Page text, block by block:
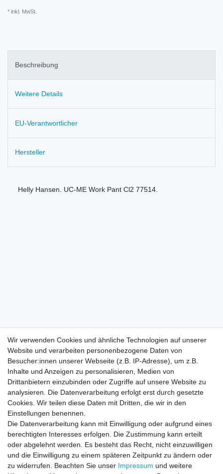
* inkl. MwSt.
Beschreibung
Weitere Details
EU-Verantwortlicher
Hersteller
Helly Hansen. UC-ME Work Pant Cl2 77514.
Wir verwenden Cookies und ähnliche Technologien auf unserer
Website und verarbeiten personenbezogene Daten von
Besucher:innen unserer Webseite (z.B. IP-Adresse), um z.B.
Inhalte und Anzeigen zu personalisieren, Medien von
Drittanbietern einzubinden oder Zugriffe auf unsere Website zu
analysieren. Die Datenverarbeitung erfolgt erst durch gesetzte
Cookies. Wir teilen diese Daten mit Dritten, die wir in den
Einstellungen benennen.
Die Datenverarbeitung kann mit Einwilligung oder aufgrund eines
berechtigten Interesses erfolgen. Die Zustimmung kann erteilt
oder abgelehnt werden. Es besteht das Recht, nicht einzuwilligen
und die Einwilligung zu einem späteren Zeitpunkt zu ändern oder
zu widerrufen. Beachten Sie unser Impressum und weitere